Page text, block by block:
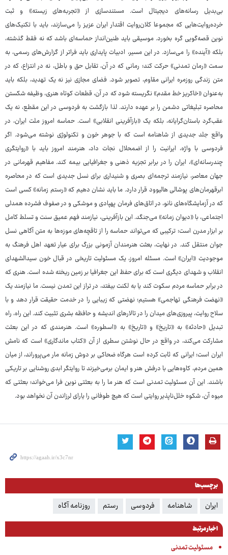
بی‌بدیل رسانه‌های دیجیتال است. مستندسازی از «تجربه‌های زیسته» و ثبت
خرده‌روایت‌هایی که مجموعا کلان‌روایت اقتدار ایران عزیز را می‌سازند، باید با تکنیک‌های
نوین قصه‌گویی گره بخورد. موسیقی باید طنین‌انداز حماسه‌ای باشد که نه فقط گذشته،
بلکه «آینده» را می‌سازد. در این مسیر، ادبیات پایداری باید فراتر از گزارش‌های رسمی، به
سمت «رمان تمدنی» حرکت کند؛ رمانی که در آن، تقابل حق و باطل، نه در انتزاع، که در
متن زندگی روزمره ایرانی مقاوم، تصویر شود. فضای مجازی نیز نه یک تهدید، بلکه باید
به‌عنوان «خاکریز خط مقدم» نگریسته شود که در آن، قطعات کوتاه هنری، وظیفه شکستن
محاصره تبلیغاتی دشمن را بر عهده دارند. لذا بازگشت به فردوسی در این مقطع، نه یک
عقب‌گرد باستان‌گرایانه، بلکه یک «بازآفرینی انقلابی» است. حماسه امروز ملت ایران، در
واقع جلد جدیدی از شاهنامه است که با جوهر خون و تکنولوژی نوشته می‌شود. اگر
فردوسی با واژه، ایرانیت را از اضمحلال نجات داد، هنرمند امروز باید با «روایتگری
چندرسانه‌ای»، ایران را در برابر تجزیه ذهنی و جغرافیایی بیمه کند. مفاهیم قهرمانی در
جهان معاصر، نیازمند ترجمه‌ای بصری و شنیداری برای نسل جدیدی است که در محاصره
ابرقهرمان‌های پوشالی هالیوود قرار دارد. ما باید نشان دهیم که «رستم زمانه» کسی است
که در آزمایشگاه‌های نانو، در اتاق‌های فرمان پهپادی و موشکی و در صفوف فشرده همدلی
اجتماعی، با «دیوان زمانه» می‌جنگد. این بازآفرینی، نیازمند فهم عمیق سنت و تسلط کامل
بر ابزار مدرن است؛ ترکیبی که می‌تواند حماسه را از تاقچه‌های موزه‌ها به متن آگاهی نسل
جوان منتقل کند. در نهایت، بعثت هنرمندان آزمونی بزرگ برای عیار تعهد اهل فرهنگ به
موجودیت «ایران» است. مسئله امروز، یک مسئولیت تاریخی در قبال خون سیدالشهدای
انقلاب و شهدای دیگری است که برای حفظ این جغرافیا بر زمین ریخته شده است. هنری که
در برابر حماسه مردم سکوت کند یا به لکنت بیفتد، در تراز این تمدن نیست. ما نیازمند یک
«نهضت فرهنگی تهاجمی» هستیم؛ نهضتی که زیبایی را در خدمت حقیقت قرار دهد و با
سلاح روایت، پیروزی‌های میدان را در تالارهای اندیشه و حافظه بشری تثبیت کند. این راه، راه
تبدیل «حادثه» به «تاریخ» و «تاریخ» به «اسطوره» است. هنرمندی که در این بعثت
مشارکت می‌کند، در واقع در حال نوشتن سطری از آن «کتاب ماندگاری» است که نامش
ایران است؛ ایرانی که ثابت کرده است هرگاه ضحاکی بر دوش زمانه مار می‌پروراند، از میان
همین مردم، کاوه‌هایی با درفش هنر و ایمان برمی‌خیزند تا روایتگر ابدی روشنایی بر تاریکی
باشند. این آن مسئولیت تمدنی است که هنر ما را به بعثتی نوین فرا می‌خواند؛ بعثتی که
میوه آن، شکوه خلل‌ناپذیر روایتی است که هیچ طوفانی را یارای لرزاندن آن نخواهد بود.
برچسب‌ها
ایران شاهنامه فردوسی رستم روزنامه آگاه
اخبار مرتبط
مسئولیت تمدنی